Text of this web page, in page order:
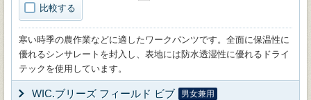
比較する
寒い時季の農作業などに適したワークパンツです。全面に保温性に
優れるシンサレートを封入し、表地には防水透湿性に優れるドライ
テックを使用しています。
WIC.ブリーズ フィールド ビブ 男女兼用